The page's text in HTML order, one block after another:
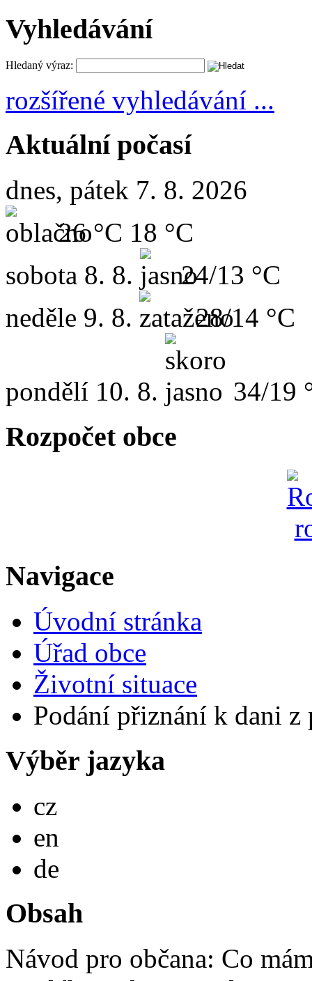
Vyhledávání
Hledaný výraz:
rozšířené vyhledávání ...
Aktuální počasí
dnes, pátek 7. 8. 2026
26 °C 18 °C
sobota 8. 8.
24/13 °C
neděle 9. 8. 28/14 °C
pondělí 10. 8. 34/19
Rozpočet obce
Navigace
Úvodní stránka
Úřad obce
Životní situace
Podání přiznání k dani
Výběr jazyka
cz
en
de
Obsah
Návod pro občana: Co